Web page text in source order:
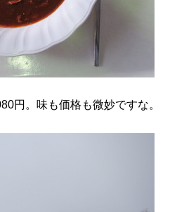
円。味も価格も微妙ですな。